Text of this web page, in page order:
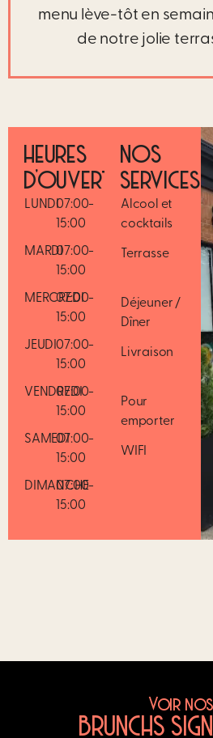
menu lève-tôt en
de notre jolie
HEURES
D’OUVERTURE
LUNDI07:00-
15:00
MARDI07:00-
15:00
MERCREDI
07:00-
15:00
JEUDI07:00-
15:00
VENDREDI
07:00-
15:00
SAMEDI07:00-
15:00
DIMANCHE
07:00-
15:00
NOS
SERVICES
Alcool et
cocktails
Terrasse
Déjeuner /
Dîner
Livraison
Pour
emporter
WIFI
Voir nos
BRUNCHS